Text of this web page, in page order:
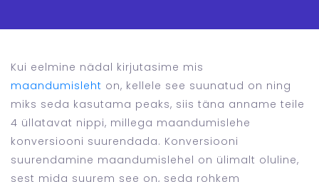
Kui eelmine nädal kirjutasime mis
maandumisleht on, kellele see suunatud on ning
miks seda kasutama peaks, siis täna anname teile
4 üllatavat nippi, millega maandumislehe
konversiooni suurendada. Konversiooni
suurendamine maandumislehel on ülimalt oluline,
sest mida suurem see on, seda rohkem